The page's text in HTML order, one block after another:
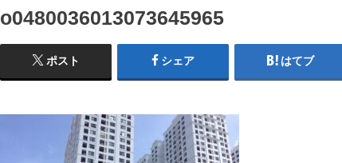
o0480036013073645965
ポスト シェア はてブ